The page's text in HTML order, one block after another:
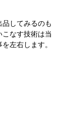
してみるのも
なす技術は当
左右します。